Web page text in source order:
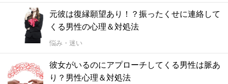
元彼は復縁願望あり！？振ったくせに連絡して
くる男性の心理＆対処法
悩み・迷い
彼女がいるのにアプローチしてくる男性は脈あ
り？男性心理＆対処法